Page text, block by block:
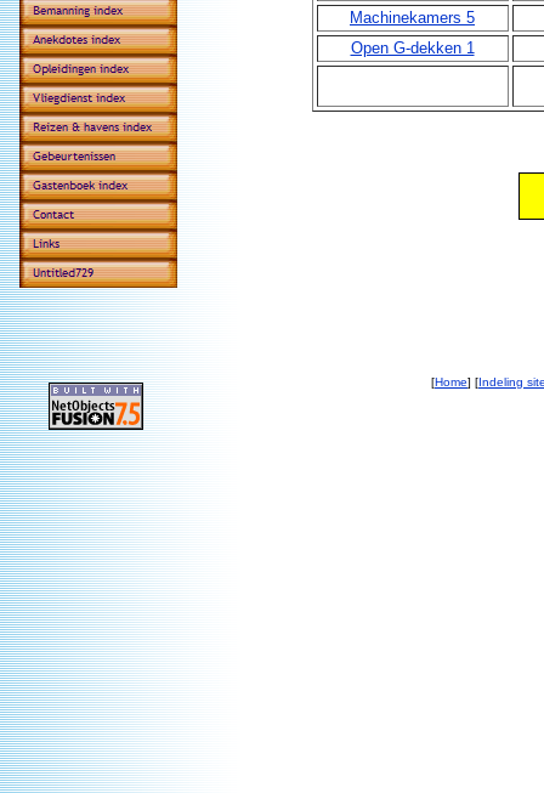
Machinekamers 5
Open G-dekken 1
[Home] [Indeling